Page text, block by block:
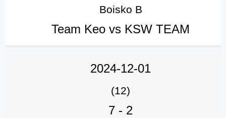
Boisko B
Team Keo vs KSW TEAM
2024-12-01
(12)
7 - 2